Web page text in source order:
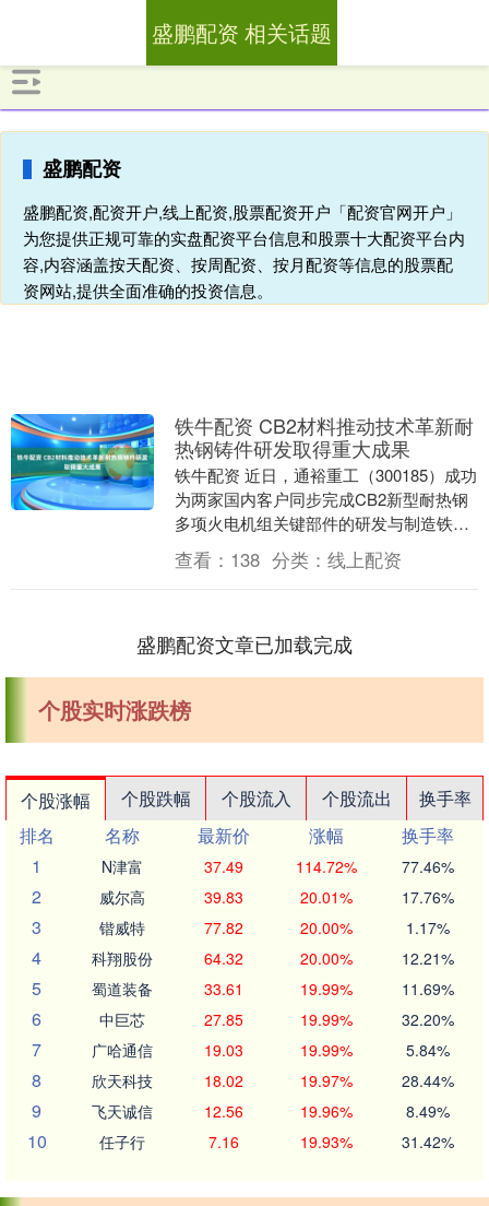
盛鹏配资
盛鹏配资,配资开户,线上配资,股票配资开户「配资官网开户」
为您提供正规可靠的实盘配资平台信息和股票十大配资平台内
容,内容涵盖按天配资、按周配资、按月配资等信息的股票配
资网站,提供全面准确的投资信息。
盛鹏配资 相关话题
铁牛配资 CB2材料推动技术革新耐
热钢铸件研发取得重大成果
铁牛配资 近日，通裕重工（300185）成功
为两家国内客户同步完成CB2新型耐热钢
多项火电机组关键部件的研发与制造铁牛
配资，产品性能全部达标。该系列部件将
主要应....
查看： 138 分类： 线上配资
盛鹏配资文章已加载完成
个股实时涨跌榜
个股涨幅 个股跌幅 个股流入 个股流出
换手率
排名
名称 最新价 涨幅
换手率
1
N津富 37.49 114.72% 77.46%
2 威尔高 39.83 20.01% 17.76%
3 锴威特 77.82 20.00% 1.17%
4 科翔股份 64.32 20.00% 12.21%
5 蜀道装备 33.61 19.99% 11.69%
6 中巨芯 27.85 19.99% 32.20%
7 广哈通信 19.03 19.99% 5.84%
8 欣天科技 18.02 19.97% 28.44%
9 飞天诚信 12.56 19.96% 8.49%
10 任子行 7.16 19.93% 31.42%